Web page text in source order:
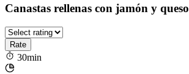
Canastas rellenas con jamón y queso
30min